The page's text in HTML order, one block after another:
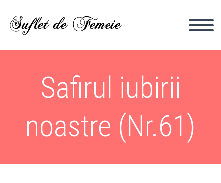
Safirul iubirii
noastre (Nr.61)